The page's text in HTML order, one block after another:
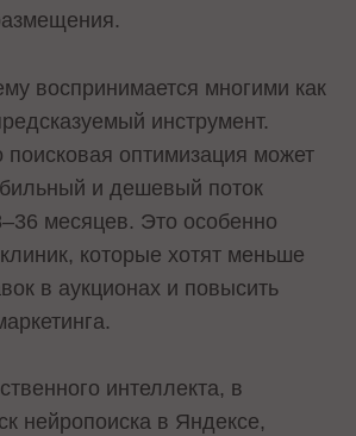
воспринимается многими как
инструмент.
оптимизация может
и дешевый поток
месяцев. Это особенно
которые хотят меньше
в аукционах и повысить
интеллекта, в
нейропоиска в Яндексе,